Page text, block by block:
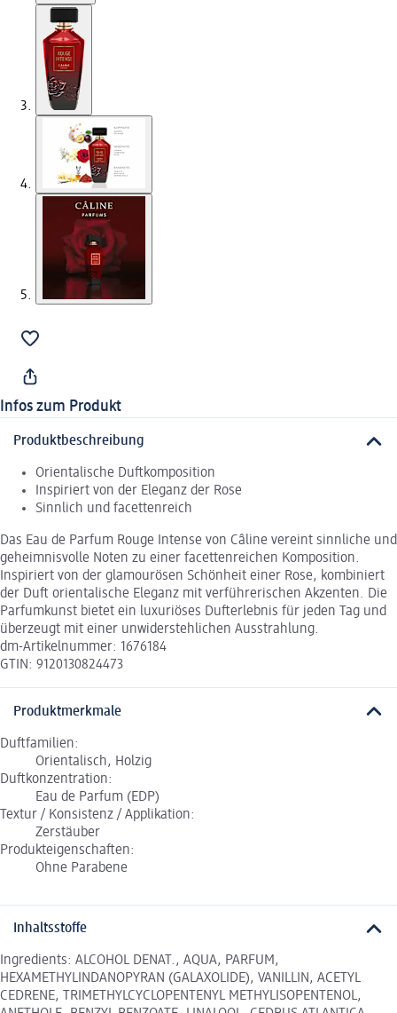
Infos zum Produkt
Produktbeschreibung
Orientalische Duftkomposition
Inspiriert von der Eleganz der Rose
Sinnlich und facettenreich
Das Eau de Parfum Rouge Intense von Câline vereint sinnliche und
geheimnisvolle Noten zu einer facettenreichen Komposition.
Inspiriert von der glamourösen Schönheit einer Rose, kombiniert
der Duft orientalische Eleganz mit verführerischen Akzenten. Die
Parfumkunst bietet ein luxuriöses Dufterlebnis für jeden Tag und
überzeugt mit einer unwiderstehlichen Ausstrahlung.
dm-Artikelnummer: 1676184
GTIN: 9120130824473
Produktmerkmale
Duftfamilien:
Orientalisch, Holzig
Duftkonzentration:
Eau de Parfum (EDP)
Textur / Konsistenz / Applikation:
Zerstäuber
Produkteigenschaften:
Ohne Parabene
Inhaltsstoffe
Ingredients: ALCOHOL DENAT., AQUA, PARFUM,
HEXAMETHYLINDANOPYRAN (GALAXOLIDE), VANILLIN, ACETYL
CEDRENE, TRIMETHYLCYCLOPENTENYL METHYLISOPENTENOL,